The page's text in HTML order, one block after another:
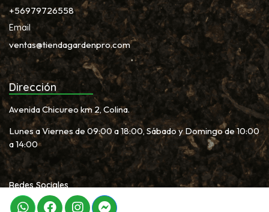
+56979726558
Email
ventas@tiendagardenpro.com
Dirección
Avenida Chicureo km 2, Colina.
Lunes a Viernes de 09:00 a 18:00, Sábado y Domingo de 10:00
a 14:00
Redes Sociales